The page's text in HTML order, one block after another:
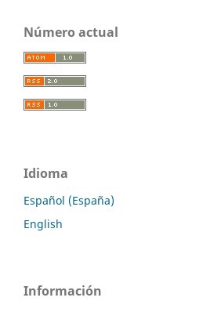
Número actual
Idioma
Español (España)
English
Información